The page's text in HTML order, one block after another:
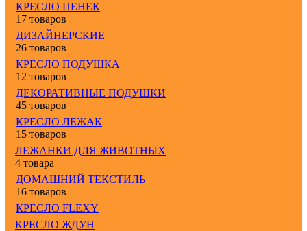
КРЕСЛО ПЕНЕК
17 товаров
ДИЗАЙНЕРСКИЕ
26 товаров
КРЕСЛО ПОДУШКА
12 товаров
ДЕКОРАТИВНЫЕ ПОДУШКИ
45 товаров
КРЕСЛО ЛЕЖАК
15 товаров
ЛЕЖАНКИ ДЛЯ ЖИВОТНЫХ
4 товара
ДОМАШНИЙ ТЕКСТИЛЬ
16 товаров
КРЕСЛО FLEXY
КРЕСЛО ЖДУН